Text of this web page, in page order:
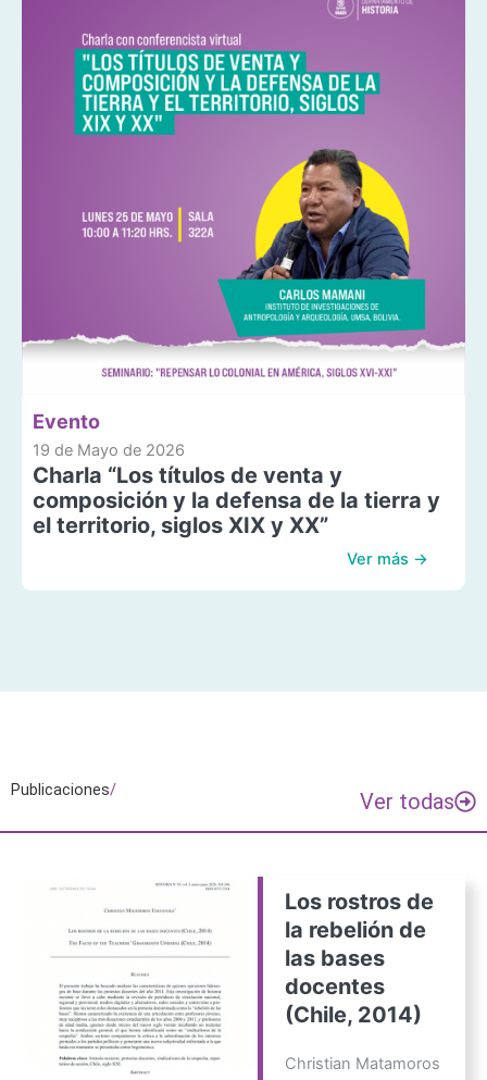
Evento
19 de Mayo de 2026
Charla “Los títulos de venta y
composición y la defensa de la tierra y
el territorio, siglos XIX y XX”
Ver más →
Publicaciones/ Ver todas
Los rostros de
la rebelión de
las bases
docentes
(Chile, 2014)
Christian Matamoros